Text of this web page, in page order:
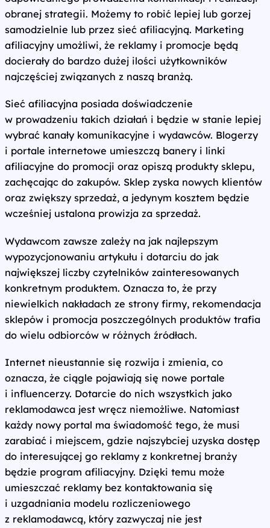
obranej strategii. Możemy to robić lepiej lub gorzej
samodzielnie lub przez sieć afiliacyjną. Marketing
afiliacyjny umożliwi, że reklamy i promocje będą
docierały do bardzo dużej ilości użytkowników
najczęściej związanych z naszą branżą.
Sieć afiliacyjna posiada doświadczenie
w prowadzeniu takich działań i będzie w stanie lepiej
wybrać kanały komunikacyjne i wydawców. Blogerzy
i portale internetowe umieszczą banery i linki
afiliacyjne do promocji oraz opiszą produkty sklepu,
zachęcając do zakupów. Sklep zyska nowych klientów
oraz zwiększy sprzedaż, a jedynym kosztem będzie
wcześniej ustalona prowizja za sprzedaż.
Wydawcom zawsze zależy na jak najlepszym
wypozycjonowaniu artykułu i dotarciu do jak
największej liczby czytelników zainteresowanych
konkretnym produktem. Oznacza to, że przy
niewielkich nakładach ze strony firmy, rekomendacja
sklepów i promocja poszczególnych produktów trafia
do wielu odbiorców w różnych źródłach.
Internet nieustannie się rozwija i zmienia, co
oznacza, że ciągle pojawiają się nowe portale
i influencerzy. Dotarcie do nich wszystkich jako
reklamodawca jest wręcz niemożliwe. Natomiast
każdy nowy portal ma świadomość tego, że musi
zarabiać i miejscem, gdzie najszybciej uzyska dostęp
do interesującej go reklamy z konkretnej branży
będzie program afiliacyjny. Dzięki temu może
umieszczać reklamy bez kontaktowania się
i uzgadniania modelu rozliczeniowego
z reklamodawcą, który zazwyczaj nie jest